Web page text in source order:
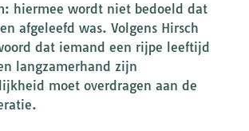
hiermee wordt niet bedoeld dat
afgeleefd was. Volgens Hirsch
dat iemand een rijpe leeftijd
langzamerhand zijn
moet overdragen aan de